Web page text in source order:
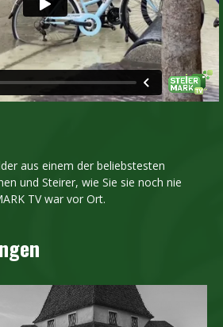
aus einem der beliebstesten
und Steirer, wie Sie sie noch nie
TV war vor Ort.